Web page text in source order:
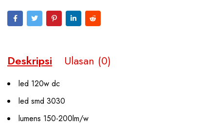
Deskripsi Ulasan (0)
led 120w dc
led smd 3030
lumens 150-200lm/w